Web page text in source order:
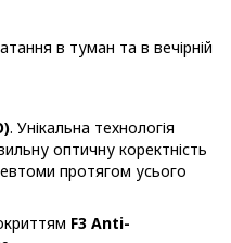
в туман та в вечірній
. Унікальна технологія
оптичну коректність
протягом усього
F3 Anti-